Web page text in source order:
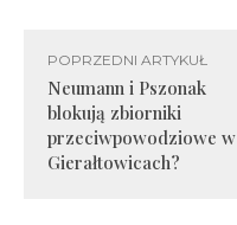
POPRZEDNI ARTYKUŁ
Neumann i Pszonak
blokują zbiorniki
przeciwpowodziowe w
Gierałtowicach?